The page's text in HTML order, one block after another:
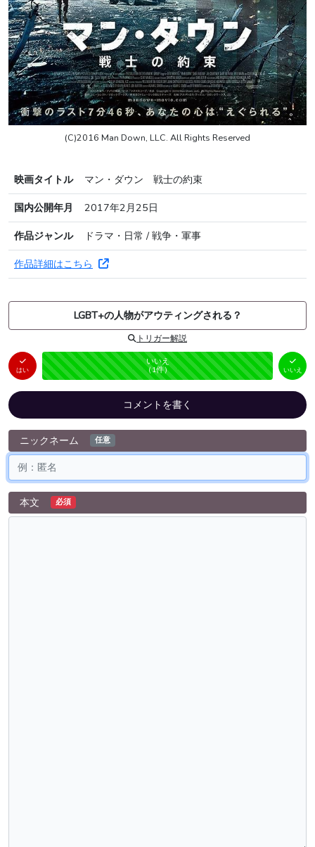
(C)2016 Man Down, LLC. All Rights Reserved
映画タイトル
マン・ダウン 戦士の約束
国内公開年月
2017年2月25日
作品ジャンル
ドラマ・日常 / 戦争・軍事
作品詳細はこちら
LGBT+の人物がアウティングされる？
トリガー解説
はい
はい
（0件）
未投票
いいえ
（1件） いいえ
コメントを書く
ニックネーム 任意
本文 必須